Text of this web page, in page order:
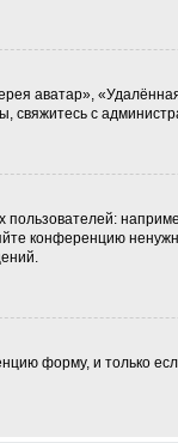
аватар»,
свяжитесь с
конференцию
форму, и только